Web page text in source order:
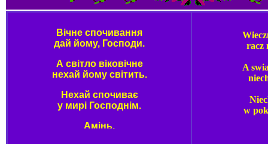
дай йому, Господи.
нехай йому світить.
у мирі Господнім.
racz
w